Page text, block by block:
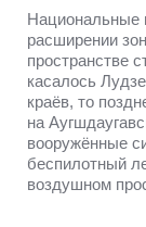
Национальные
расширении
пространстве
касалось
краёв, то
на
вооружённые
беспилотный
воздушном